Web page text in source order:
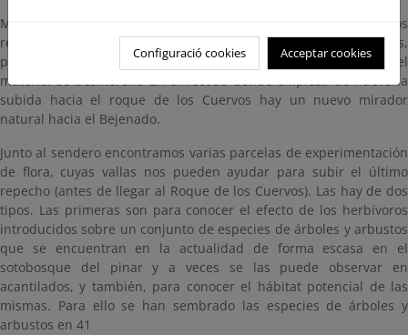
Más adelante en una formación de piroclastos amarillos
recubiertos de musgo el sendero se abrió a base de percutores,
por su dureza, al contrario que en el resto del sendero, donde el
material se desmorona En el recodo donde empieza de nuevo la
subida hacia el roque de los Cuervos hay un nuevo mirador
natural hacia el Bejenado.
Junto al sendero encontramos varias parcelas de experimentación
de flora, cuyas vallas nos pueden ayudar para subir el último
repecho (antes de llegar al Roque de los Cuervos). Las hay de dos
tipos. Las primeras son para conocer el efecto de los herbívoros
introducidos sobre un conjunto de especies de árboles y arbustos
que se encuentran en la actualidad de forma escasa en el
sotobosque del pinar y a veces se las puede observar en
acantilados, y también, para conocer el hábitat potencial de las
mismas. Para ello se han sembrado las especies de árboles y
arbustos en 41
Configuració cookies Acceptar cookies